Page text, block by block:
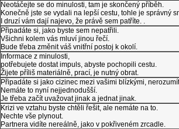
Neotáčejte se do minulosti, tam je skončený příběh.
Konečně jste se vydali na lepší cestu, tohle je správný
I druzí vám dají najevo, že právě sem patříte. .
Připadáte si, jako byste sem nepatřili.
Všichni kolem vás mluví jinou řečí.
Bude třeba změnit váš vnitřní postoj k okolí.
Informace z minulosti,
potřebujete dostat impuls, abyste pochopili cestu.
Žijete příliš materiálně, prací, je nutný obrat.
Připadáte si jako cizinec mezi vašimi blízkými,
Nemáte to nyní nejjednodušší.
Je třeba začít uvažovat jinak a jednat jinak.
Krizi ve vztahu byste chtěli řešit, ale nemáte na to.
Nechte vše plynout.
Partnera vidíte nereálně, jako v pokřiveném zrcadle.